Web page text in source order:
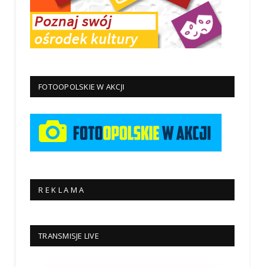
FOTOOPOLSKIE W AKCJI
R E K L A M A
TRANSMISJE LIVE